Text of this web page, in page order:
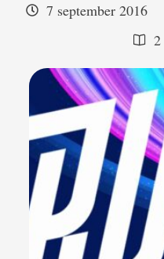
7 september 2016
2